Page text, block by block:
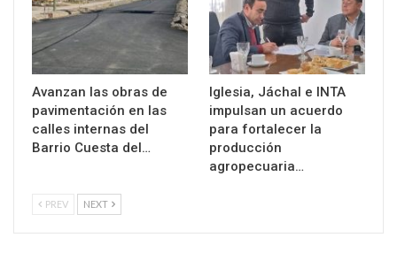
Avanzan las obras de
pavimentación en las
calles internas del
Barrio Cuesta del…
Iglesia, Jáchal e INTA
impulsan un acuerdo
para fortalecer la
producción
agropecuaria…
PREV NEXT